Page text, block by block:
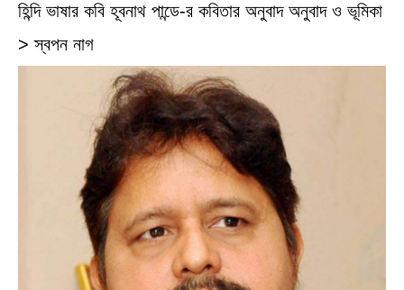
হিন্দি ভাষার কবি হূবনাথ পান্ডে-র কবিতার অনুবাদ অনুবাদ ও ভূমিকা
> স্বপন নাগ